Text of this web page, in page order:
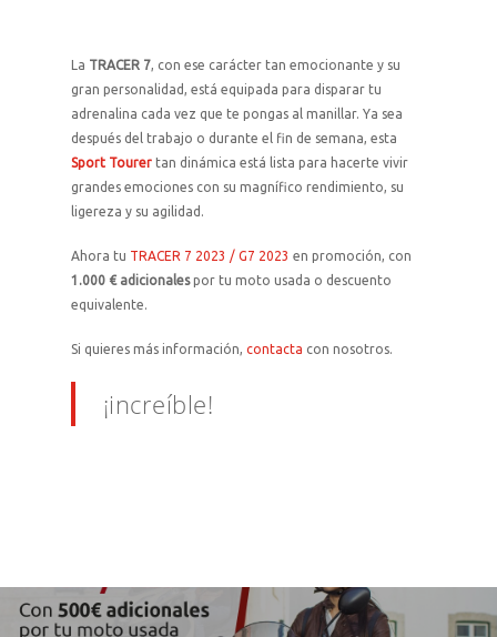
La TRACER 7, con ese carácter tan emocionante y su
gran personalidad, está equipada para disparar tu
adrenalina cada vez que te pongas al manillar. Ya sea
después del trabajo o durante el fin de semana, esta
Sport Tourer tan dinámica está lista para hacerte vivir
grandes emociones con su magnífico rendimiento, su
ligereza y su agilidad.
Ahora tu TRACER 7 2023 / G7 2023 en promoción, con
1.000 € adicionalespor tu moto usada o descuento
equivalente.
Si quieres más información, contacta con nosotros.
¡increíble!